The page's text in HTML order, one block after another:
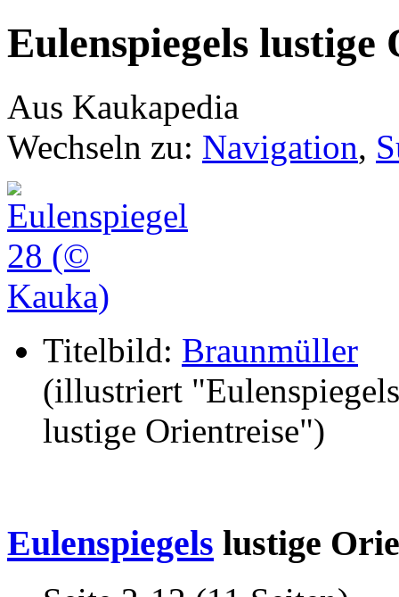
Eulenspiegels lustige
Aus Kaukapedia
Wechseln zu: Navigation,
Titelbild: Braunmüller
(illustriert "Eulenspiegels
lustige Orientreise")
Eulenspiegels lustige